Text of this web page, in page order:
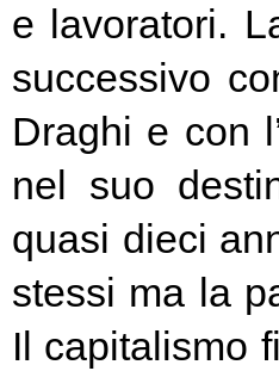
e lavoratori.
successivo
Draghi e con
nel suo
quasi dieci
stessi ma la
Il capitalismo